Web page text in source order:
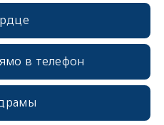
в телефон